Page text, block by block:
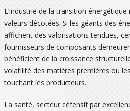
L’industrie de la transition
valeurs décotées. Si les géants des
affichent des valorisations tendues,
fournisseurs de composants
bénéficient de la croissance
volatilité des matières premières ou
touchant les producteurs.
La santé, secteur défensif par